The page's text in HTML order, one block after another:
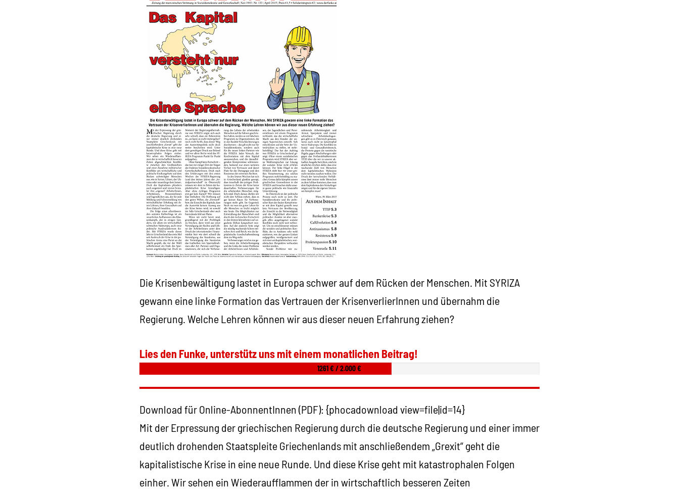
Die Krisenbewältigung lastet in Europa schwer auf dem Rücken der Menschen. Mit SYRIZA
gewann eine linke Formation das Vertrauen der KrisenverlierInnen und übernahm die
Regierung. Welche Lehren können wir aus dieser neuen Erfahrung ziehen?
Lies den Funke, unterstütz uns mit einem monatlichen Beitrag!
1261 € / 2.000 €
Download für Online-AbonnentInnen (PDF): {phocadownload view=file|id=14}
Mit der Erpressung der griechischen Regierung durch die deutsche Regierung und einer immer
deutlich drohenden Staatspleite Griechenlands mit anschließendem „Grexit“ geht die
kapitalistische Krise in eine neue Runde. Und diese Krise geht mit katastrophalen Folgen
einher. Wir sehen ein Wiederaufflammen der in wirtschaftlich besseren Zeiten